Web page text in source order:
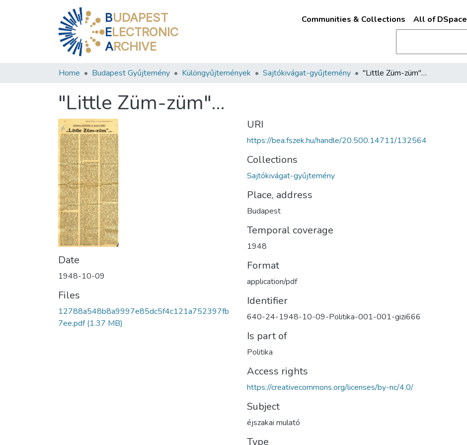
BUDAPEST
ELECTRONIC
ARCHIVE
Communities & Collections All of DSpace
Home Budapest Gyűjtemény Különgyűjtemények Sajtókivágat-gyűjtemény "Little Züm-züm"…
"Little Züm-züm"…
Date
1948-10-09
Files
12788a548b8a9997e85dc5f4c121a752397fb
7ee.pdf(1.37 MB)
URI
https://bea.fszek.hu/handle/20.500.14711/132564
Collections
Sajtókivágat-gyűjtemény
Place, address
Budapest
Temporal coverage
1948
Format
application/pdf
Identifier
640-24-1948-10-09-Politika-001-001-gizi666
Is part of
Politika
Access rights
https://creativecommons.org/licenses/by-nc/4.0/
Subject
éjszakai mulató
Type